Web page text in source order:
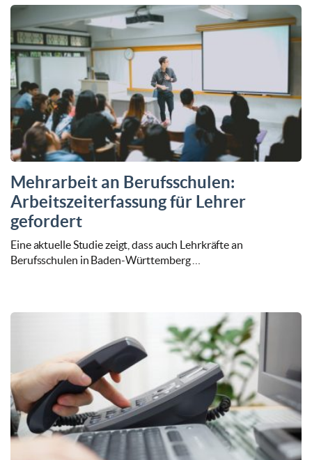
Mehrarbeit an Berufsschulen:
Arbeitszeiterfassung für Lehrer
gefordert
Eine aktuelle Studie zeigt, dass auch Lehrkräfte an
Berufsschulen in Baden-Württemberg …